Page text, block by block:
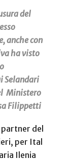
del
anche con
ha visto
Selandari
Ministero
Filippetti
del
per Ital
Ilenia